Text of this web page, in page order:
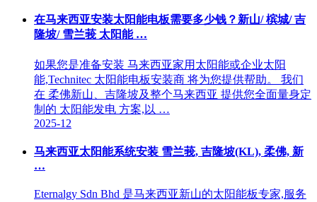
在马来西亚安装太阳能电板需要多少钱？新山/ 槟城/ 吉
隆坡/ 雪兰莪 太阳能 …
如果您是准备安装 马来西亚家用太阳能或企业太阳
能,Technitec 太阳能电板安装商 将为您提供帮助。 我们
在 柔佛新山、吉隆坡及整个马来西亚 提供您全面量身定
制的 太阳能发电 方案,以 …
2025-12
马来西亚太阳能系统安装 雪兰莪, 吉隆坡(KL), 柔佛, 新
…
Eternalgy Sdn Bhd 是马来西亚新山的太阳能板专家,服务